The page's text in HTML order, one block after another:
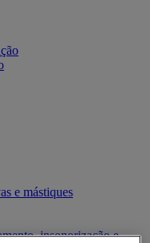
e mástiques
insonorização e